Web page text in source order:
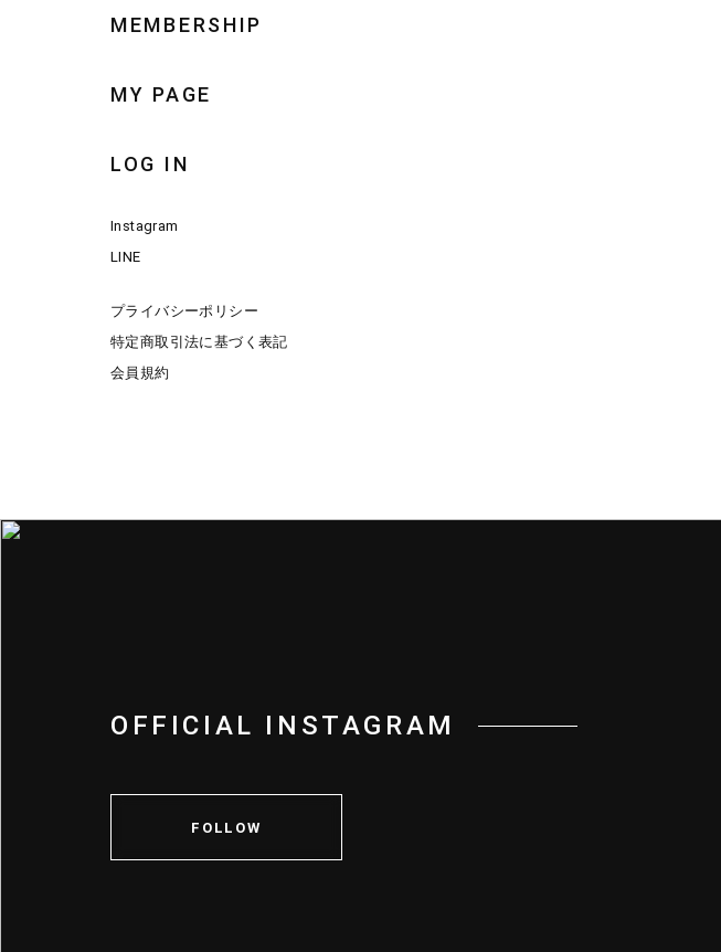
MEMBERSHIP
MY PAGE
LOG IN
Instagram
LINE
プライバシーポリシー
特定商取引法に基づく表記
会員規約
OFFICIAL INSTAGRAM
FOLLOW